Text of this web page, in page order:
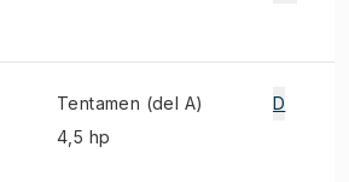
Tentamen (del A)
4,5 hp
D